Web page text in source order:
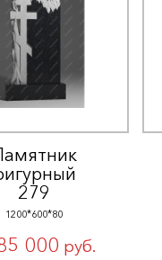
279
1200*600*80
000 руб.